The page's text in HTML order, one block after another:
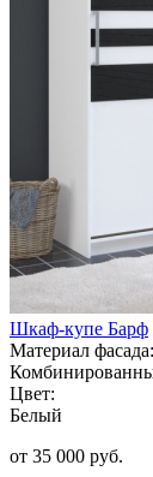
Шкаф-купе Барф
Материал фасада:
Цвет:
Белый
от 35 000 руб.